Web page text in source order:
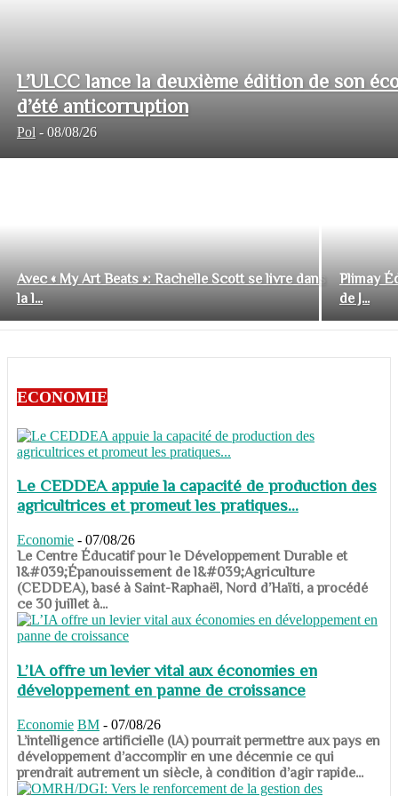
L’ULCC lance la deuxième édition de son
d’été anticorruption
Pol - 08/08/26
Avec « My Art Beats »: Rachelle Scott se livre dans
la l...
Plimay
de J...
ECONOMIE
Le CEDDEA appuie la capacité de production des
agricultrices et promeut les pratiques...
Economie - 07/08/26
​​​​​​​Le Centre Éducatif pour le Développement Durable et
l&#039;Épanouissement de l&#039;Agriculture
(CEDDEA), basé à Saint-Raphaël, Nord d’Haïti, a procédé
ce 30 juillet à...
L’IA offre un levier vital aux économies en
développement en panne de croissance
Economie BM - 07/08/26
​​​​​​​L’intelligence artificielle (IA) pourrait permettre aux pays en
développement d’accomplir en une décennie ce qui
prendrait autrement un siècle, à condition d’agir rapide...